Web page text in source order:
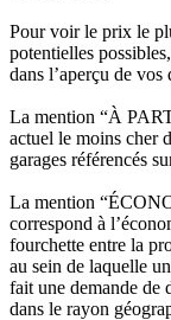
Pour voir le prix le
potentielles
dans l’aperçu de vos
La mention “À
actuel le moins cher
garages référencés
La mention
correspond à
fourchette entre la
au sein de laquelle
fait une demande de
dans le rayon